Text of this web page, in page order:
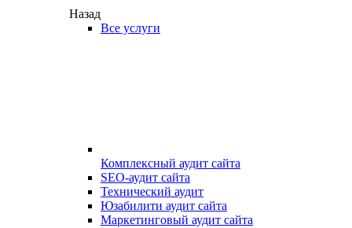
Назад
Все услуги
Комплексный аудит сайта
SEO-аудит сайта
Технический аудит
Юзабилити аудит сайта
Маркетинговый аудит сайта